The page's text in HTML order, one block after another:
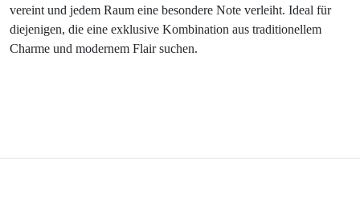
vereint und jedem Raum eine besondere Note verleiht. Ideal für
diejenigen, die eine exklusive Kombination aus traditionellem
Charme und modernem Flair suchen.